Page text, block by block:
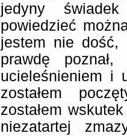
jedyny
powiedzieć
jestem nie dość,
prawdę
ucieleśnieniem i
zostałem
zostałem
niezatartej